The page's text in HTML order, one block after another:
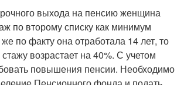
выхода на пенсию женщина
по второму списку как минимум
по факту она отработала 14 лет, то
возрастает на 40%. С учетом
повышения пенсии. Необходимо